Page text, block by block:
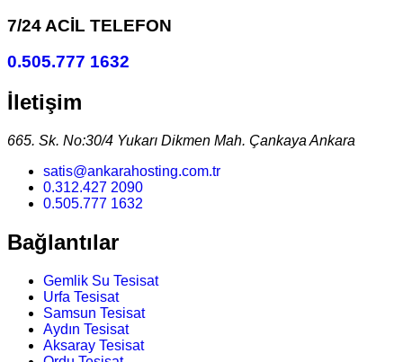
7/24 ACİL TELEFON
0.505.777 1632
İletişim
665. Sk. No:30/4 Yukarı Dikmen Mah. Çankaya Ankara
satis@ankarahosting.com.tr
0.312.427 2090
0.505.777 1632
Bağlantılar
Gemlik Su Tesisat
Urfa Tesisat
Samsun Tesisat
Aydın Tesisat
Aksaray Tesisat